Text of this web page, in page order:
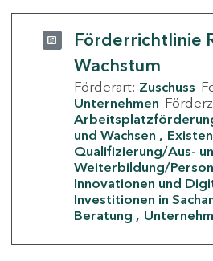
Förderrichtlinie
Wachstum
Förderart: Zuschuss
Unternehmen
und Wachsen
Qualifizierung/Aus-
Weiterbildung/
Innovationen und
Investitionen in
Beratung